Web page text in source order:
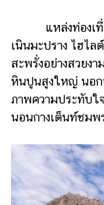
แหล่งท่องเ
เนินมะปราง ไฮไ
สะพรั่งอย่างสวยง
หินปูนสูงใหญ่ นอก
ภาพความประทับใ
นอนกางเต็นท์ชมพ